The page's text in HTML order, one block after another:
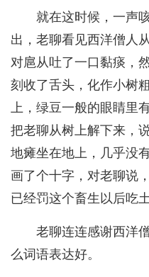
就在这时候，一声
出，老聊看见西洋僧人
对扈从吐了一口黏痰，
刻收了舌头，化作小树
上，绿豆一般的眼睛里
把老聊从树上解下来，
地瘫坐在地上，几乎没
画了个十字，对老聊说
已经罚这个畜生以后吃
老聊连连感谢西洋
么词语表达好。